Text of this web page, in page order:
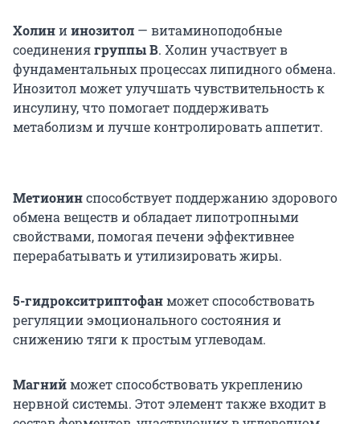
Холиниинозитол — витаминоподобные
соединениягруппы B. Холин участвует в
фундаментальных процессах липидного обмена.
Инозитол может улучшать чувствительность к
инсулину, что помогает поддерживать
метаболизм и лучше контролировать аппетит.
Метионинспособствует поддержанию здорового
обмена веществ и обладает липотропными
свойствами, помогая печени эффективнее
перерабатывать и утилизировать жиры.
5-гидрокситриптофанможет способствовать
регуляции эмоционального состояния и
снижению тяги к простым углеводам.
Магнийможет способствовать укреплению
нервной системы. Этот элемент также входит в